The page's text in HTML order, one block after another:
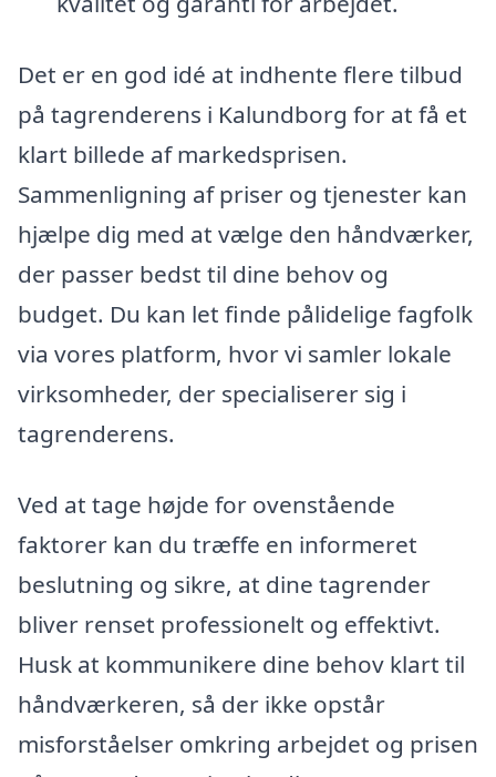
Det er en god idé at indhente flere tilbud
på tagrenderens i Kalundborg for at få et
klart billede af markedsprisen.
Sammenligning af priser og tjenester kan
hjælpe dig med at vælge den håndværker,
der passer bedst til dine behov og
budget. Du kan let finde pålidelige fagfolk
via vores platform, hvor vi samler lokale
virksomheder, der specialiserer sig i
tagrenderens.
Ved at tage højde for ovenstående
faktorer kan du træffe en informeret
beslutning og sikre, at dine tagrender
bliver renset professionelt og effektivt.
Husk at kommunikere dine behov klart til
håndværkeren, så der ikke opstår
misforståelser omkring arbejdet og prisen